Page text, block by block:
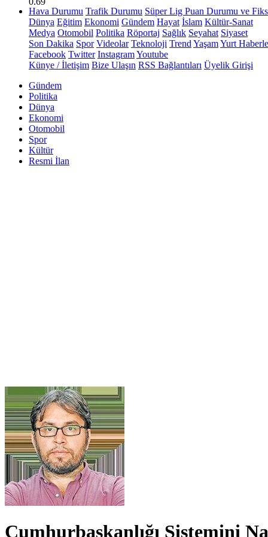
Hava Durumu Trafik Durumu Süper Lig Puan Durumu ve
Dünya Eğitim Ekonomi Gündem Hayat İslam Kültür-Sanat
Medya Otomobil Politika Röportaj Sağlık Seyahat Siyaset
Son Dakika Spor Videolar Teknoloji Trend YaşamYurt
Facebook Twitter InstagramYoutube
Künye / İletişim Bize Ulaşın RSS Bağlantıları Üyelik Girişi
Gündem
Politika
Dünya
Ekonomi
Otomobil
Spor
Kültür
Resmi İlan
Cumhurbaşkanlığı Sistemini